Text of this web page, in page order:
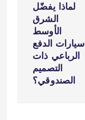
لماذا يفضّل
الشرق
الأوسط
سيارات الدفع
الرباعي ذات
التصميم
الصندوقي؟